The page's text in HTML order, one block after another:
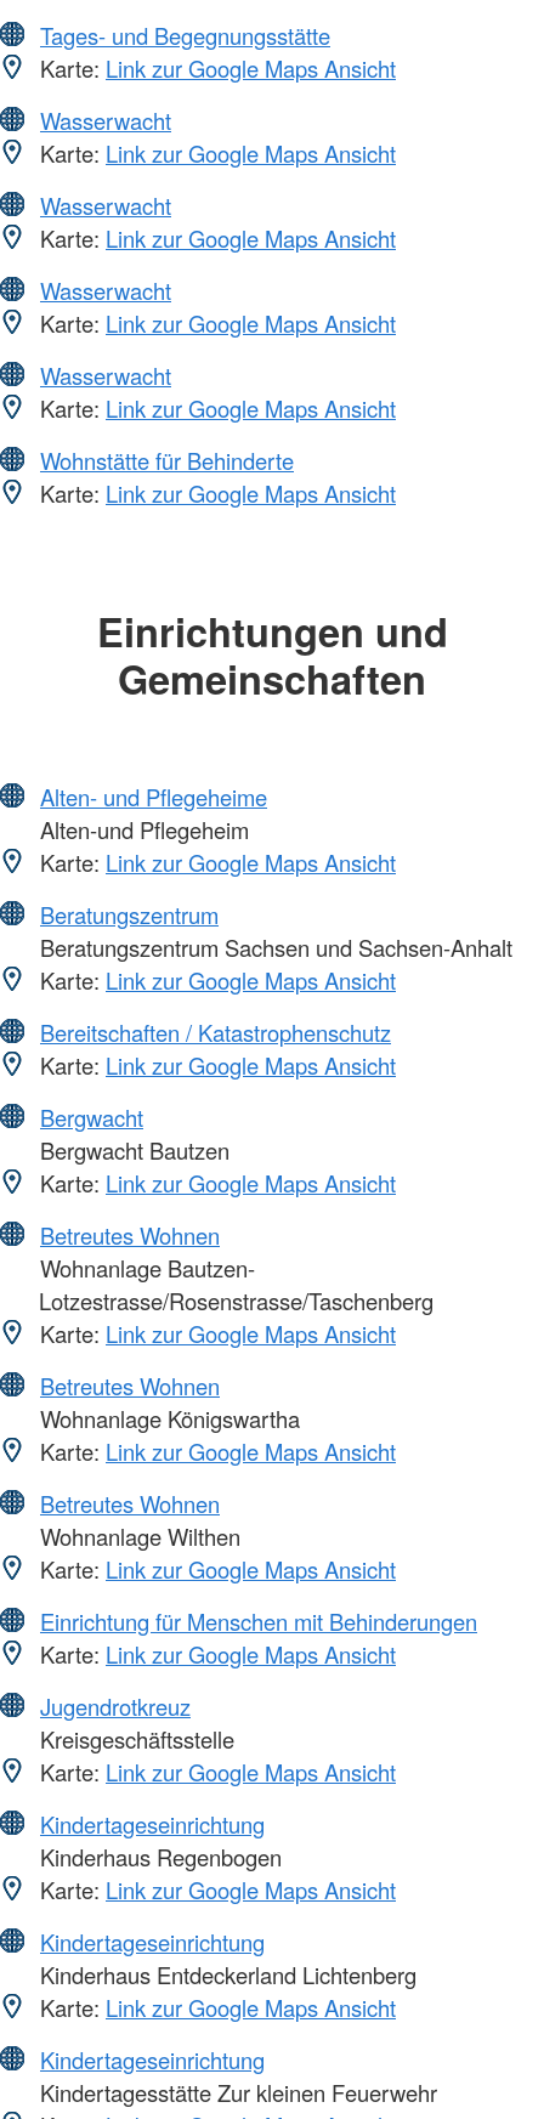
Tages- und Begegnungsstätte
Karte: Link zur Google Maps Ansicht
Wasserwacht
Karte: Link zur Google Maps Ansicht
Wasserwacht
Karte: Link zur Google Maps Ansicht
Wasserwacht
Karte: Link zur Google Maps Ansicht
Wasserwacht
Karte: Link zur Google Maps Ansicht
Wohnstätte für Behinderte
Karte: Link zur Google Maps Ansicht
Einrichtungen und
Gemeinschaften
Alten- und Pflegeheime
Alten-und Pflegeheim
Karte: Link zur Google Maps Ansicht
Beratungszentrum
Beratungszentrum Sachsen und Sachsen-Anhalt
Karte: Link zur Google Maps Ansicht
Bereitschaften / Katastrophenschutz
Karte: Link zur Google Maps Ansicht
Bergwacht
Bergwacht Bautzen
Karte: Link zur Google Maps Ansicht
Betreutes Wohnen
Wohnanlage Bautzen-
Lotzestrasse/Rosenstrasse/Taschenberg
Karte: Link zur Google Maps Ansicht
Betreutes Wohnen
Wohnanlage Königswartha
Karte: Link zur Google Maps Ansicht
Betreutes Wohnen
Wohnanlage Wilthen
Karte: Link zur Google Maps Ansicht
Einrichtung für Menschen mit Behinderungen
Karte: Link zur Google Maps Ansicht
Jugendrotkreuz
Kreisgeschäftsstelle
Karte: Link zur Google Maps Ansicht
Kindertageseinrichtung
Kinderhaus Regenbogen
Karte: Link zur Google Maps Ansicht
Kindertageseinrichtung
Kinderhaus Entdeckerland Lichtenberg
Karte: Link zur Google Maps Ansicht
Kindertageseinrichtung
Kindertagesstätte Zur kleinen Feuerwehr